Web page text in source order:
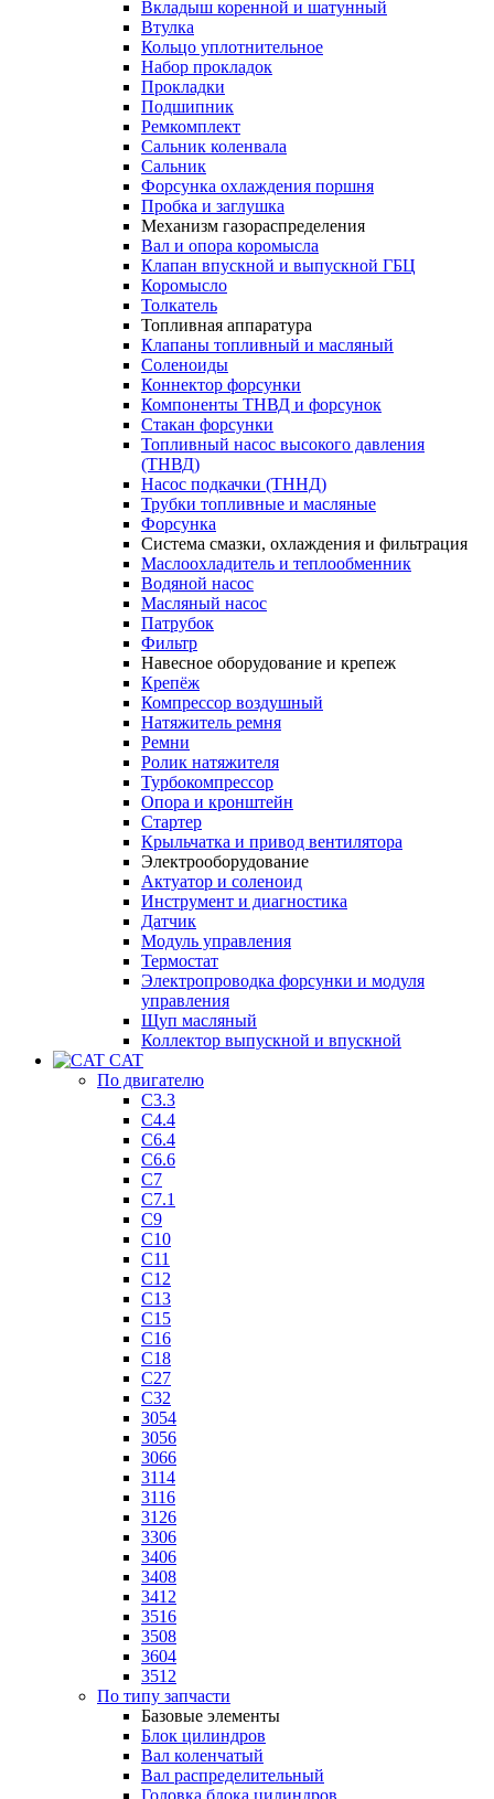
Вкладыш коренной и шатунный
Втулка
Кольцо уплотнительное
Набор прокладок
Прокладки
Подшипник
Ремкомплект
Сальник коленвала
Сальник
Форсунка охлаждения поршня
Пробка и заглушка
Механизм газораспределения
Вал и опора коромысла
Клапан впускной и выпускной ГБЦ
Коромысло
Толкатель
Топливная аппаратура
Клапаны топливный и масляный
Соленоиды
Коннектор форсунки
Компоненты ТНВД и форсунок
Стакан форсунки
Топливный насос высокого давления
(ТНВД)
Насос подкачки (ТННД)
Трубки топливные и масляные
Форсунка
Система смазки, охлаждения и фильтрация
Маслоохладитель и теплообменник
Водяной насос
Масляный насос
Патрубок
Фильтр
Навесное оборудование и крепеж
Крепёж
Компрессор воздушный
Натяжитель ремня
Ремни
Ролик натяжителя
Турбокомпрессор
Опора и кронштейн
Стартер
Крыльчатка и привод вентилятора
Электрооборудование
Актуатор и соленоид
Инструмент и диагностика
Датчик
Модуль управления
Термостат
Электропроводка форсунки и модуля
управления
Щуп масляный
Коллектор выпускной и впускной
CAT
По двигателю
C3.3
C4.4
C6.4
C6.6
C7
C7.1
C9
C10
C11
C12
C13
C15
C16
C18
C27
C32
3054
3056
3066
3114
3116
3126
3306
3406
3408
3412
3516
3508
3604
3512
По типу запчасти
Базовые элементы
Блок цилиндров
Вал коленчатый
Вал распределительный
Головка блока цилиндров